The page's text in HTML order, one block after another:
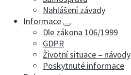
Nahlášení závady
Informace
Dle zákona 106/1999
GDPR
Životní situace – návody
Poskytnuté informace